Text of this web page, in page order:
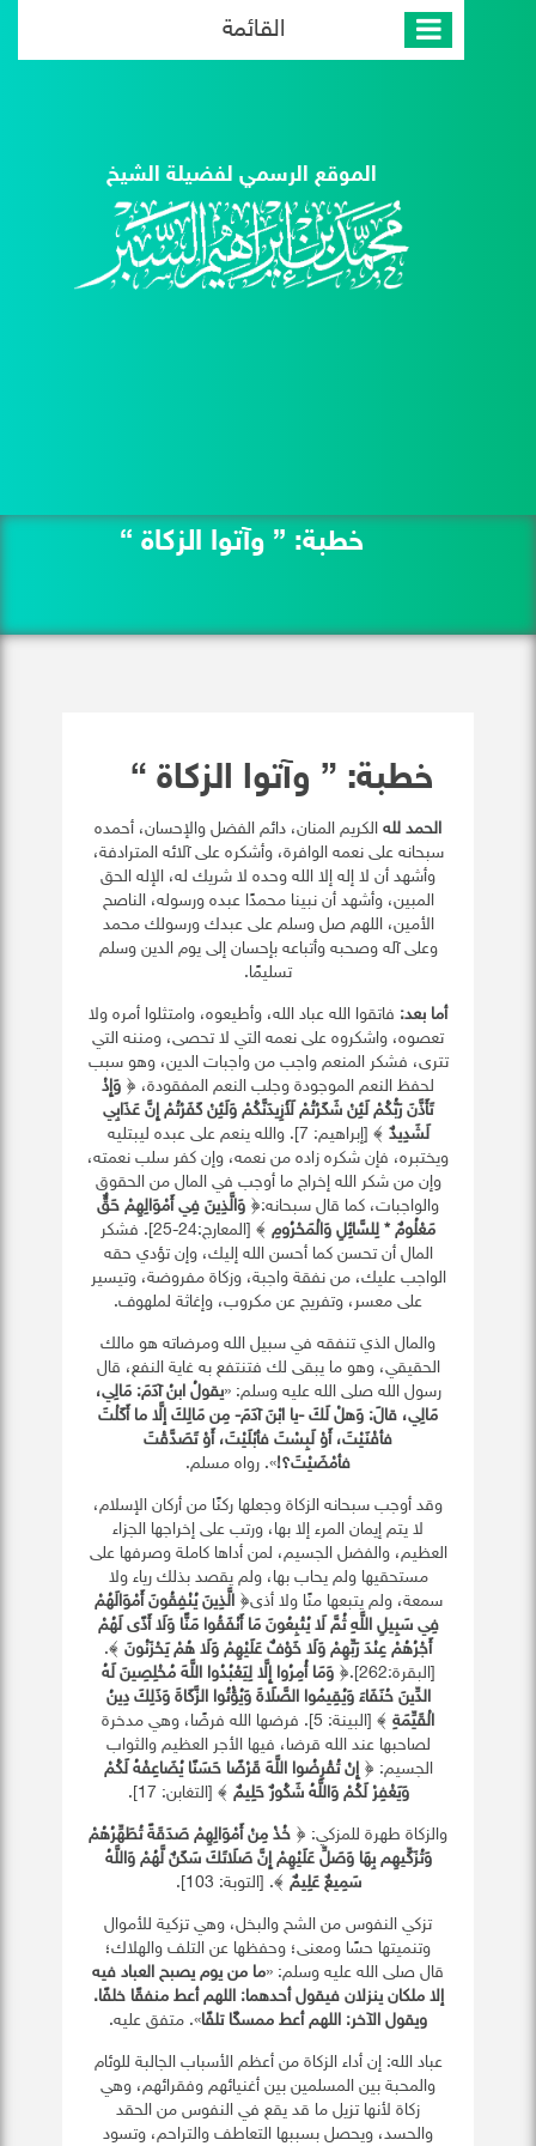
القائمة
الموقع الرسمي لفضيلة الشيخ
خطبة: { وآتوا الزكاة }
خطبة: { وآتوا الزكاة }
الحمد لله الكريم المنان، دائم الفضل والإحسان، أحمده
سبحانه على نعمه الوافرة، وأشكره على آلائه المترادفة،
وأشهد أن لا إله إلا الله وحده لا شريك له، الإله الحق
المبين، وأشهد أن نبينا محمدًا عبده ورسوله، الناصح
الأمين، اللهم صل وسلم على عبدك ورسولك محمد
وعلى آله وصحبه وأتباعه بإحسان إلى يوم الدين وسلم
تسليمًا.
أما بعد: فاتقوا الله عباد الله، وأطيعوه، وامتثلوا أمره ولا
تعصوه، واشكروه على نعمه التي لا تحصى، ومننه التي
تترى، فشكر المنعم واجب من واجبات الدين، وهو سبب
لحفظ النعم الموجودة وجلب النعم المفقودة، ﴿ وَإِذْ
تَأَذَّنَ رَبُّكُمْ لَئِنْ شَكَرْتُمْ لَأَزِيدَنَّكُمْ وَلَئِنْ كَفَرْتُمْ إِنَّ عَذَابِي
لَشَدِيدٌ
﴾ [إبراهيم: 7]. والله ينعم على عبده ليبتليه
ويختبره، فإن شكره زاده من نعمه، وإن كفر سلب نعمته،
وإن من شكر الله إخراج ما أوجب في المال من الحقوق
والواجبات، كما قال سبحانه:﴿ وَالَّذِينَ فِي أَمْوَالِهِمْ حَقٌّ
مَعْلُومٌ * لِلسَّائِلِ وَالْمَحْرُومِ
﴾ [المعارج:24-25]. فشكر
المال أن تحسن كما أحسن الله إليك، وإن تؤدي حقه
الواجب عليك، من نفقة واجبة، وزكاة مفروضة، وتيسير
على معسر، وتفريج عن مكروب، وإغاثة لملهوف.
والمال الذي تنفقه في سبيل الله ومرضاته هو مالك
الحقيقي، وهو ما يبقى لك فتنتفع به غاية النفع، قال
رسول الله صلى الله عليه وسلم: «يقولُ ابنُ آدَمَ: مَالِي،
مَالِي، قالَ: وَهلْ لَكَ -يا ابْنَ آدَمَ- مِن مَالِكَ إلَّا ما أَكَلْتَ
فأفْنَيْتَ، أَوْ لَبِسْتَ فأبْلَيْتَ، أَوْ تَصَدَّقْتَ
فأمْضَيْتَ؟!». رواه مسلم.
وقد أوجب سبحانه الزكاة وجعلها ركنًا من أركان الإسلام،
لا يتم إيمان المرء إلا بها، ورتب على إخراجها الجزاء
العظيم، والفضل الجسيم، لمن أداها كاملة وصرفها على
مستحقيها ولم يحاب بها، ولم يقصد بذلك رياء ولا
سمعة، ولم يتبعها منًا ولا أذى﴿الَّذِينَ يُنْفِقُونَ أَمْوَالَهُمْ
فِي سَبِيلِ اللَّهِ ثُمَّ لَا يُتْبِعُونَ مَا أَنْفَقُوا مَنًّا وَلَا أَذًى لَهُمْ
أَجْرُهُمْ عِنْدَ رَبِّهِمْ وَلَا خَوْفٌ عَلَيْهِمْ وَلَا هُمْ يَحْزَنُونَ ﴾.
[البقرة:262].﴿
وَمَا أُمِرُوا إِلَّا لِيَعْبُدُوا اللَّهَ مُخْلِصِينَ لَهُ
الدِّينَ حُنَفَاءَ وَيُقِيمُوا الصَّلَاةَ وَيُؤْتُوا الزَّكَاةَ وَذَلِكَ دِينُ
الْقَيِّمَةِ
﴾ [البينة: 5]. فرضها الله فرضًا، وهي مدخرة
لصاحبها عند الله قرضا، فيها الأجر العظيم والثواب
الجسيم: ﴿إِنْ تُقْرِضُوا اللَّهَ قَرْضًا حَسَنًا يُضَاعِفْهُ لَكُمْ
وَيَغْفِرْ لَكُمْ وَاللَّهُ شَكُورٌ حَلِيمٌ ﴾ [التغابن: 17].
والزكاة طهرة للمزكي: ﴿ خُذْ مِنْ أَمْوَالِهِمْ صَدَقَةً تُطَهِّرُهُمْ
وَتُزَكِّيهِم بِهَا وَصَلِّ عَلَيْهِمْ إِنَّ صَلَاتَكَ سَكَنٌ لَّهُمْ وَاللَّهُ
سَمِيعٌ عَلِيمٌ ﴾. [التوبة: 103].
تزكي النفوس من الشح والبخل، وهي تزكية للأموال
وتنميتها حسًا ومعنى؛ وحفظها عن التلف والهلاك؛
قال صلى الله عليه وسلم: «ما من يوم يصبح العباد فيه
إلا ملكان ينزلان فيقول أحدهما: اللهم أعط منفقًا خلفًا.
ويقول الآخر: اللهم أعط ممسكًا تلفًا». متفق عليه.
عباد الله: إن أداء الزكاة من أعظم الأسباب الجالبة للوئام
والمحبة بين المسلمين بين أغنيائهم وفقرائهم، وهي
زكاة لأنها تزيل ما قد يقع في النفوس من الحقد
والحسد، ويحصل بسببها التعاطف والتراحم، وتسود